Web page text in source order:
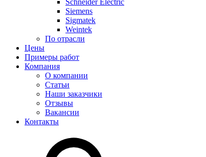
Siemens
Sigmatek
Weintek
По отрасли
Цены
Примеры работ
Компания
О компании
Статьи
Наши заказчики
Отзывы
Вакансии
Контакты